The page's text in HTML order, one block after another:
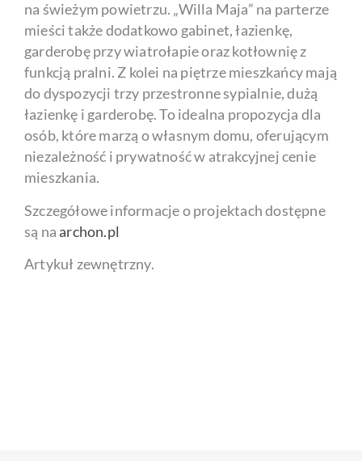
na świeżym powietrzu. „Willa Maja” na parterze
mieści także dodatkowo gabinet, łazienkę,
garderobę przy wiatrołapie oraz kotłownię z
funkcją pralni. Z kolei na piętrze mieszkańcy mają
do dyspozycji trzy przestronne sypialnie, dużą
łazienkę i garderobę. To idealna propozycja dla
osób, które marzą o własnym domu, oferującym
niezależność i prywatność w atrakcyjnej cenie
mieszkania.
Szczegółowe informacje o projektach dostępne
są na archon.pl
Artykuł zewnętrzny.